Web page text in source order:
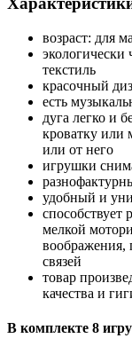
возраст: для
экологически
текстиль
красочный
есть
дуга легко и
кроватку или
или от него
игрушки
удобный и
мелкой
воображения,
связей
товар
качества и
В комплекте 8